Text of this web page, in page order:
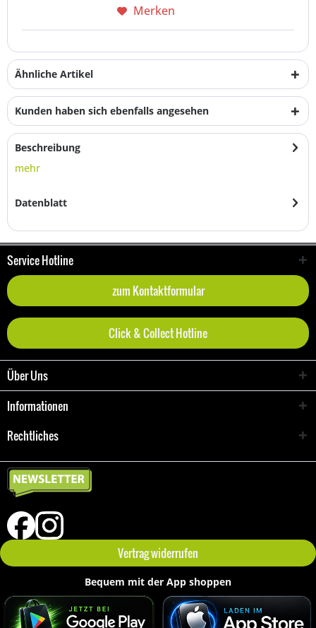
Merken
Ähnliche Artikel
Kunden haben sich ebenfalls angesehen
Beschreibung
mehr
Datenblatt
Service Hotline
zum Kontaktformular
Click & Collect Hotline
Über Uns
Informationen
Rechtliches
Vertrag widerrufen
Bequem mit der App shoppen